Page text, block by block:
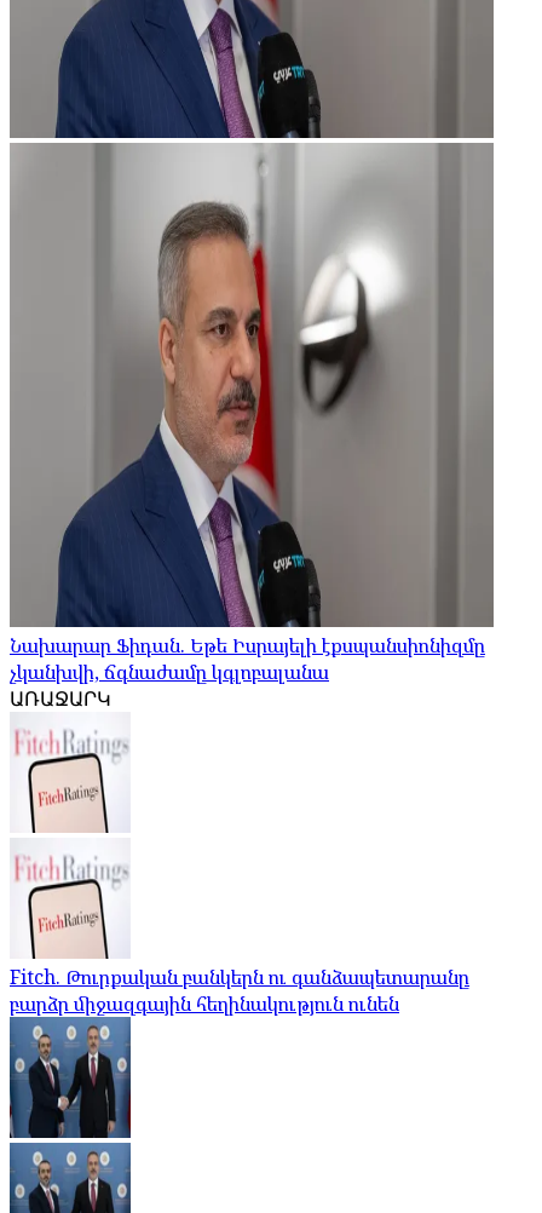
Նախարար Ֆիդան. Եթե Իսրայելի էքսպանսիոնիզմը
չկանխվի, ճգնաժամը կգլոբալանա
ԱՌԱՋԱՐԿ
Fitch. Թուրքական բանկերն ու գանձապետարանը
բարձր միջազգային հեղինակություն ունեն